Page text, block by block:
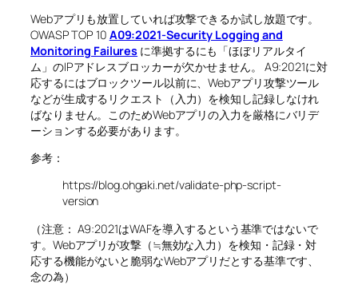
Webアプリも放置していれば攻撃できるか試し放題です。
OWASP TOP 10 A09:2021-Security Logging and
Monitoring Failures に準拠するにも「ほぼリアルタイ
ム」のIPアドレスブロッカーが欠かせません。 A9:2021に対
応するにはブロックツール以前に、Webアプリ攻撃ツール
などが生成するリクエスト（入力）を検知し記録しなけれ
ばなりません。このためWebアプリの入力を厳格にバリデ
ーションする必要があります。
参考：
https://blog.ohgaki.net/validate-php-script-
version
（注意： A9:2021はWAFを導入するという基準ではないで
す。Webアプリが攻撃（≒無効な入力）を検知・記録・対
応する機能がないと脆弱なWebアプリだとする基準です、
念の為）